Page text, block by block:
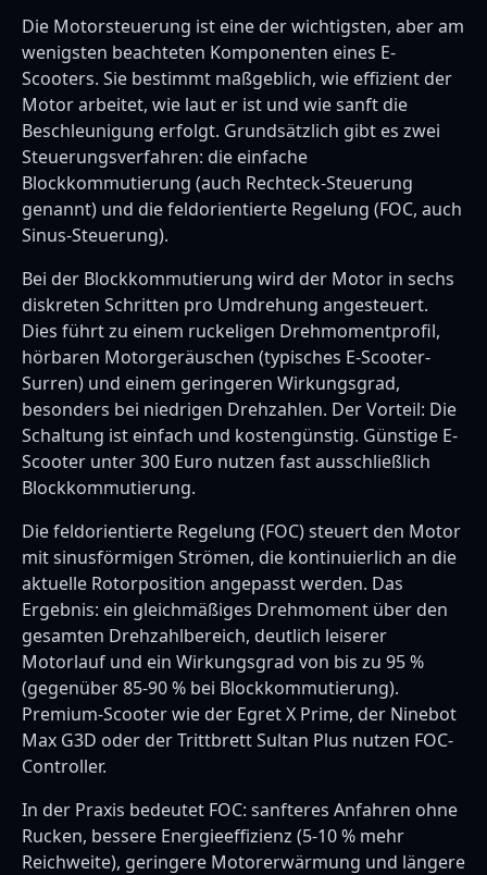
Die Motorsteuerung ist eine der wichtigsten, aber am
wenigsten beachteten Komponenten eines E-
Scooters. Sie bestimmt maßgeblich, wie effizient der
Motor arbeitet, wie laut er ist und wie sanft die
Beschleunigung erfolgt. Grundsätzlich gibt es zwei
Steuerungsverfahren: die einfache
Blockkommutierung (auch Rechteck-Steuerung
genannt) und die feldorientierte Regelung (FOC, auch
Sinus-Steuerung).
Bei der Blockkommutierung wird der Motor in sechs
diskreten Schritten pro Umdrehung angesteuert.
Dies führt zu einem ruckeligen Drehmomentprofil,
hörbaren Motorgeräuschen (typisches E-Scooter-
Surren) und einem geringeren Wirkungsgrad,
besonders bei niedrigen Drehzahlen. Der Vorteil: Die
Schaltung ist einfach und kostengünstig. Günstige E-
Scooter unter 300 Euro nutzen fast ausschließlich
Blockkommutierung.
Die feldorientierte Regelung (FOC) steuert den Motor
mit sinusförmigen Strömen, die kontinuierlich an die
aktuelle Rotorposition angepasst werden. Das
Ergebnis: ein gleichmäßiges Drehmoment über den
gesamten Drehzahlbereich, deutlich leiserer
Motorlauf und ein Wirkungsgrad von bis zu 95 %
(gegenüber 85-90 % bei Blockkommutierung).
Premium-Scooter wie der Egret X Prime, der Ninebot
Max G3D oder der Trittbrett Sultan Plus nutzen FOC-
Controller.
In der Praxis bedeutet FOC: sanfteres Anfahren ohne
Rucken, bessere Energieeffizienz (5-10 % mehr
Reichweite), geringere Motorerwärmung und längere